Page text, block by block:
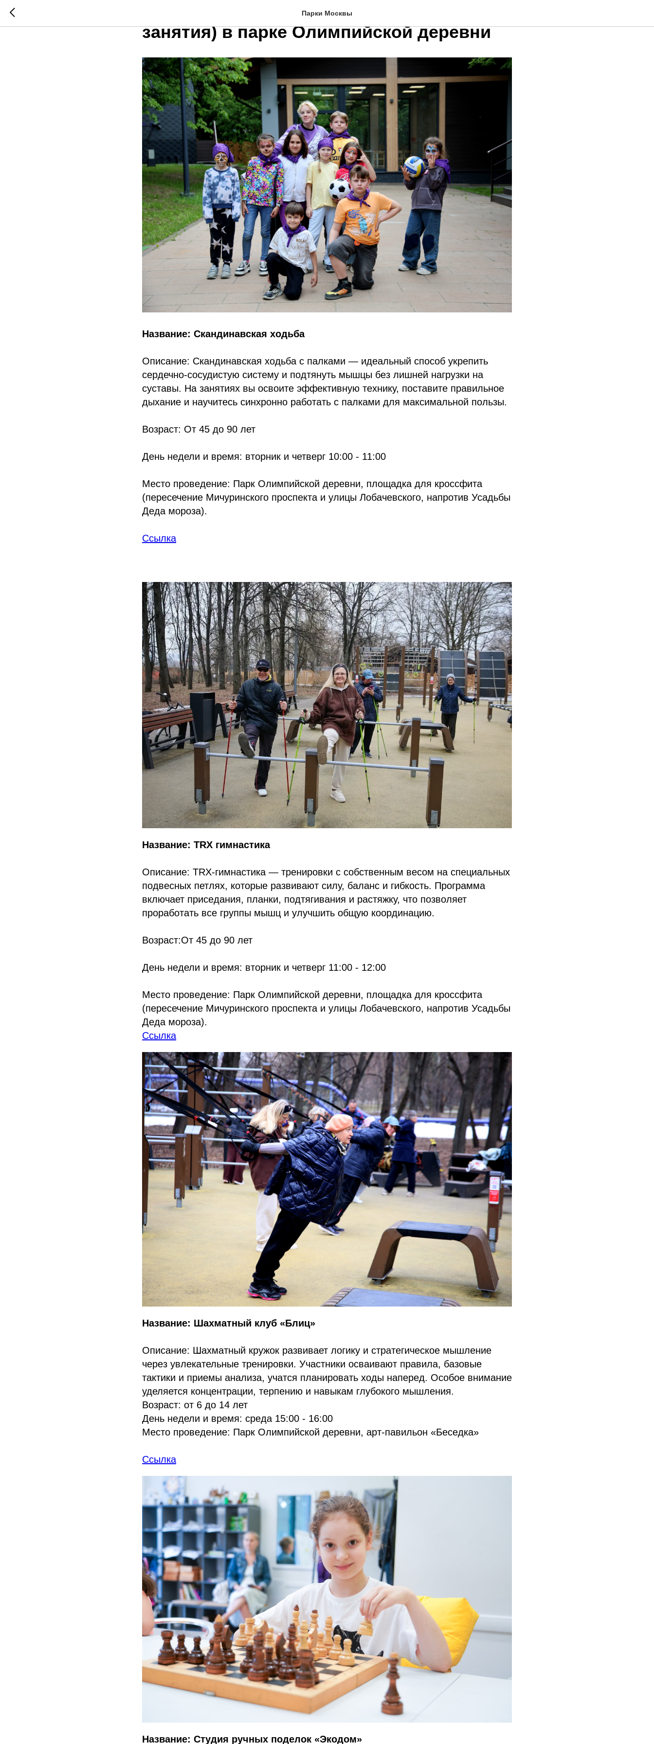
Парки Москвы
Проект «Досуг в парках» (кружковые
занятия) в парке Олимпийской деревни
Название: Скандинавская ходьба
Описание: Скандинавская ходьба с палками — идеальный способ укрепить
сердечно-сосудистую систему и подтянуть мышцы без лишней нагрузки на
суставы. На занятиях вы освоите эффективную технику, поставите правильное
дыхание и научитесь синхронно работать с палками для максимальной пользы.
Возраст: От 45 до 90 лет
День недели и время: вторник и четверг 10:00 - 11:00
Место проведение: Парк Олимпийской деревни, площадка для кроссфита
(пересечение Мичуринского проспекта и улицы Лобачевского, напротив Усадьбы
Деда мороза).
Ссылка
Название: TRX гимнастика
Описание: TRX-гимнастика — тренировки с собственным весом на специальных
подвесных петлях, которые развивают силу, баланс и гибкость. Программа
включает приседания, планки, подтягивания и растяжку, что позволяет
проработать все группы мышц и улучшить общую координацию.
Возраст:От 45 до 90 лет
День недели и время: вторник и четверг 11:00 - 12:00
Место проведение: Парк Олимпийской деревни, площадка для кроссфита
(пересечение Мичуринского проспекта и улицы Лобачевского, напротив Усадьбы
Деда мороза).
Ссылка
Название: Шахматный клуб «Блиц»
Описание: Шахматный кружок развивает логику и стратегическое мышление
через увлекательные тренировки. Участники осваивают правила, базовые
тактики и приемы анализа, учатся планировать ходы наперед. Особое внимание
уделяется концентрации, терпению и навыкам глубокого мышления.
Возраст: от 6 до 14 лет
День недели и время: среда 15:00 - 16:00
Место проведение: Парк Олимпийской деревни, арт-павильон «Беседка»
Ссылка
Название: Студия ручных поделок «Экодом»